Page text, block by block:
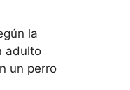
la
adulto
un perro